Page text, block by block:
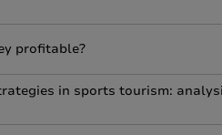
profitable?
in sports tourism: